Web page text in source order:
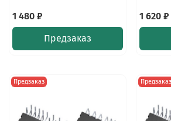
1 480 ₽
Предзаказ
1 620 ₽
Предзаказ Предзаказ